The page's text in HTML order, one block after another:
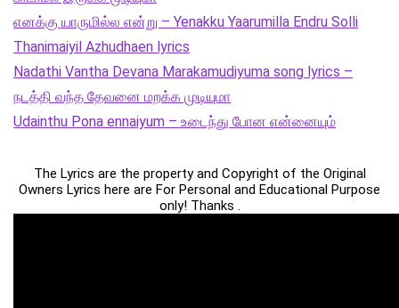
எனக்கு யாருமில்ல என்று – Yenakku Yaarumilla Endru Solli
Thanimaiyil Azhudhaen lyrics
Nadathi Vantha Devana Marakamudiyuma song lyrics –
நடத்தி வந்த தேவனை மறக்க முடியுமா
Udainthu Pona ennaiyum – உடைந்து போன என்னையும்
The Lyrics are the property and Copyright of the Original
Owners Lyrics here are For Personal and Educational Purpose
only! Thanks .